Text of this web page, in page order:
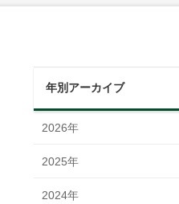
年別アーカイブ
2026年
2025年
2024年